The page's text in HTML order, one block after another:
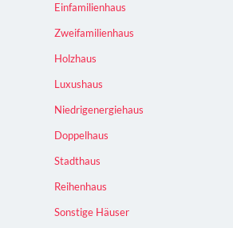
Einfamilienhaus
Zweifamilienhaus
Holzhaus
Luxushaus
Niedrigenergiehaus
Doppelhaus
Stadthaus
Reihenhaus
Sonstige Häuser